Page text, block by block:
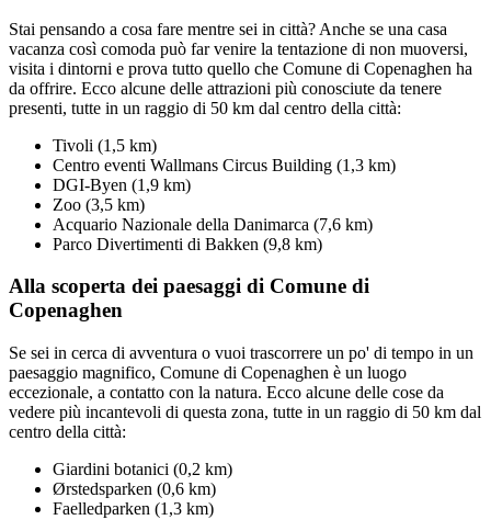
Stai pensando a cosa fare mentre sei in città? Anche se una casa
vacanza così comoda può far venire la tentazione di non muoversi,
visita i dintorni e prova tutto quello che Comune di Copenaghen ha
da offrire. Ecco alcune delle attrazioni più conosciute da tenere
presenti, tutte in un raggio di 50 km dal centro della città:
Tivoli (1,5 km)
Centro eventi Wallmans Circus Building (1,3 km)
DGI-Byen (1,9 km)
Zoo (3,5 km)
Acquario Nazionale della Danimarca (7,6 km)
Parco Divertimenti di Bakken (9,8 km)
Alla scoperta dei paesaggi di Comune di
Copenaghen
Se sei in cerca di avventura o vuoi trascorrere un po' di tempo in un
paesaggio magnifico, Comune di Copenaghen è un luogo
eccezionale, a contatto con la natura. Ecco alcune delle cose da
vedere più incantevoli di questa zona, tutte in un raggio di 50 km dal
centro della città:
Giardini botanici (0,2 km)
Ørstedsparken (0,6 km)
Faelledparken (1,3 km)